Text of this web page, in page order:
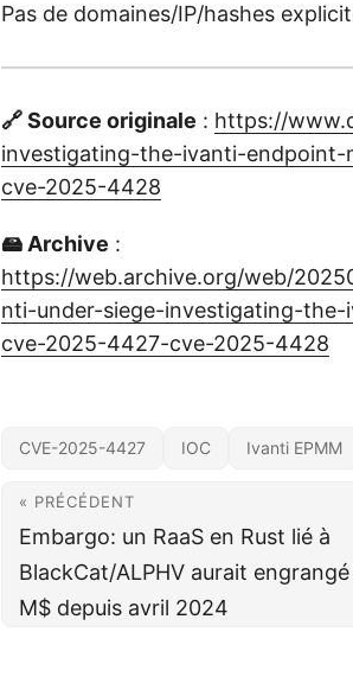
Pas de domaines/IP/hashes
🔗 Source originale : https://
investigating-the-ivanti-
cve-2025-4428
🖴 Archive :
https://web.archive.org/web/
nti-under-siege-investigating-
cve-2025-4427-cve-2025-4428
CVE-2025-4427 IOC Ivanti EPMM
« PRÉCÉDENT
Embargo: un RaaS en Rust lié à
BlackCat/ALPHV aurait
M$ depuis avril 2024